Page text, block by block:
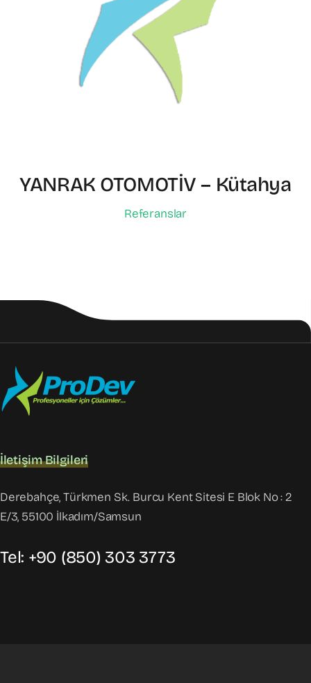
YANRAK OTOMOTİV – Kütahya
Referanslar
İletişim Bilgileri
Derebahçe, Türkmen Sk. Burcu Kent Sitesi E Blok No : 2
E/3, 55100 İlkadım/Samsun
Tel: +90 (850) 303 3773